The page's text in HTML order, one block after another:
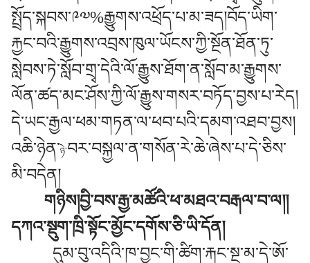
སྤྲོད་སྐབས་༩༧%རྒྱུགས་འཕྲོད་པ་མ་ཟད།བོད་ཡིག་
རྐྱང་བའི་རྒྱུགས་འབྲས་ཁུལ་ཡོངས་ཀྱི་སྔོན་ཐོན་ཏུ་
སླེབས་ཏེ་སློབ་གྲྭ་དེའི་ལོ་རྒྱུས་ཐོག་ན་སློབ་མ་རྒྱུགས་
ལོན་ཚད་མང་ཤོས་ཀྱི་ལོ་རྒྱུས་གསར་བཏོད་བྱས་པ་རེད།
དེ་ཡང་རྒྱལ་ཕམ་གཏན་ལ་ཕབ་པའི་དམག་འཐབ་བྱས།
འཆི་ཉེན་ཉེ་བར་བསྐྱལ་ན་གསོན་རེ་ཆེ་ཞེས་པ་དེ་ཅིས་
མི་བདེན།
གཉིས།བྱི་བས་རྒྱ་མཚོའི་ཕ་མཐའ་བརྒལ་བ་ལ།།
དཀའ་སྡུག་ཁྲི་སྟོང་མྱོང་དགོས་ཅི་ཡི་དོན།
དུམ་བུ་འདིའི་ཁ་བྱང་གི་ཚིག་རྐང་སྔ་མ་དེ་ཨོ་